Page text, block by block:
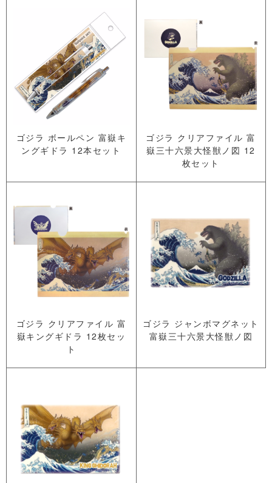
ゴジラ ボールペン 富嶽キ
ングギドラ 12本セット
ゴジラ クリアファイル 富
嶽三十六景大怪獣ノ図 12
枚セット
ゴジラ クリアファイル 富
嶽キングギドラ 12枚セッ
ト
ゴジラ ジャンボマグネット
富嶽三十六景大怪獣ノ図